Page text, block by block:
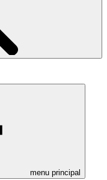
menu principal